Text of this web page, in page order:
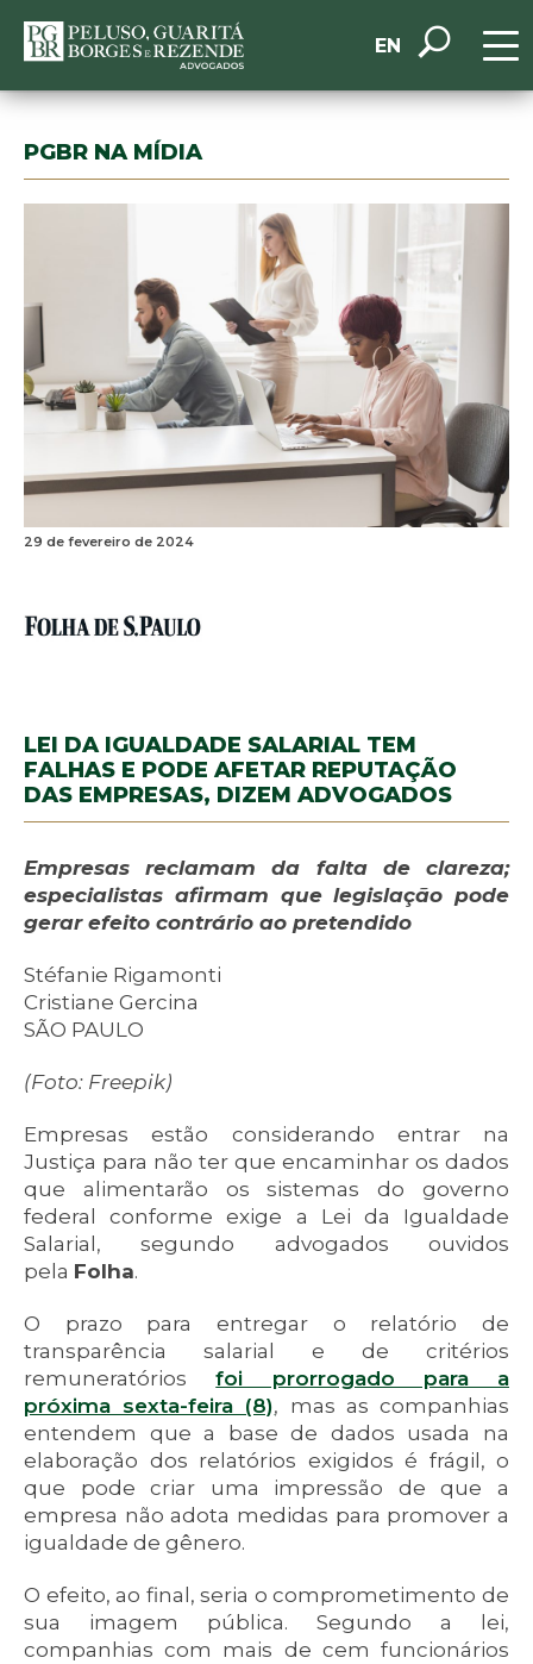
EN
PGBR NA MÍDIA
29 de fevereiro de 2024
LEI DA IGUALDADE SALARIAL TEM
FALHAS E PODE AFETAR REPUTAÇÃO
DAS EMPRESAS, DIZEM ADVOGADOS
Empresas reclamam da falta de clareza;
especialistas afirmam que legislação pode
gerar efeito contrário ao pretendido
Stéfanie Rigamonti
Cristiane Gercina
SÃO PAULO
(Foto: Freepik)
Empresas estão considerando entrar na
Justiça para não ter que encaminhar os dados
que alimentarão os sistemas do governo
federal conforme exige a Lei da Igualdade
Salarial, segundo advogados ouvidos
pela Folha.
O prazo para entregar o relatório de
transparência salarial e de critérios
remuneratórios
foi prorrogado para a
próxima sexta-feira (8), mas as companhias
entendem que a base de dados usada na
elaboração dos relatórios exigidos é frágil, o
que pode criar uma impressão de que a
empresa não adota medidas para promover a
igualdade de gênero.
O efeito, ao final, seria o comprometimento de
sua imagem pública. Segundo a lei,
companhias com mais de cem funcionários